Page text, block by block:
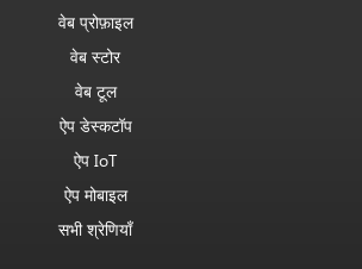
वेब प्रोफ़ाइल
वेब स्टोर
वेब टूल
ऐप डेस्कटॉप
ऐप IoT
ऐप मोबाइल
सभी श्रेणियाँ